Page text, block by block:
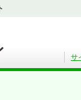
サ